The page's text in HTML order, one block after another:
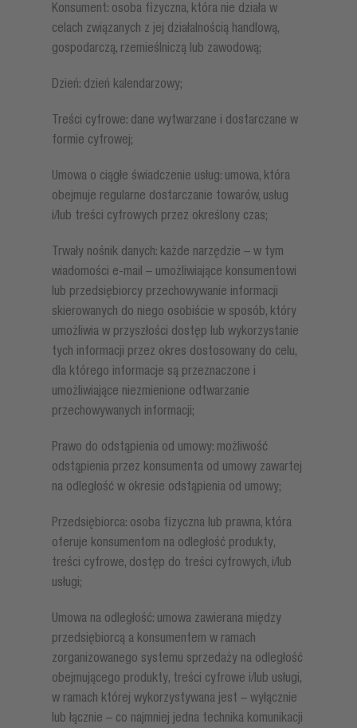
Konsument: osoba fizyczna, która nie działa w
celach związanych z jej działalnością handlową,
gospodarczą, rzemieślniczą lub zawodową;
Dzień: dzień kalendarzowy;
Treści cyfrowe: dane wytwarzane i dostarczane w
formie cyfrowej;
Umowa o ciągłe świadczenie usług: umowa, która
obejmuje regularne dostarczanie towarów, usług
i/lub treści cyfrowych przez określony czas;
Trwały nośnik danych: każde narzędzie – w tym
wiadomości e-mail – umożliwiające konsumentowi
lub przedsiębiorcy przechowywanie informacji
skierowanych do niego osobiście w sposób, który
umożliwia w przyszłości dostęp lub wykorzystanie
tych informacji przez okres dostosowany do celu,
dla którego informacje są przeznaczone i
umożliwiające niezmienione odtwarzanie
przechowywanych informacji;
Prawo do odstąpienia od umowy: możliwość
odstąpienia przez konsumenta od umowy zawartej
na odległość w okresie odstąpienia od umowy;
Przedsiębiorca: osoba fizyczna lub prawna, która
oferuje konsumentom na odległość produkty,
treści cyfrowe, dostęp do treści cyfrowych, i/lub
usługi;
Umowa na odległość: umowa zawierana między
przedsiębiorcą a konsumentem w ramach
zorganizowanego systemu sprzedaży na odległość
obejmującego produkty, treści cyfrowe i/lub usługi,
w ramach której wykorzystywana jest – wyłącznie
lub łącznie – co najmniej jedna technika komunikacji